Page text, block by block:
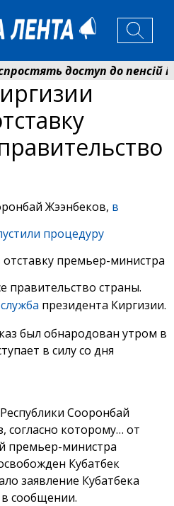
доступ до пенсій і
відпочинку дітей із
Жээнбеков, в
процедуру
отставку премьер-министра
правительство страны.
президента Киргизии.
был обнародован утром в
в силу со дня
Сооронбай
согласно которому… от
премьер-министра
Кубатбек
заявление Кубатбека
сообщении.